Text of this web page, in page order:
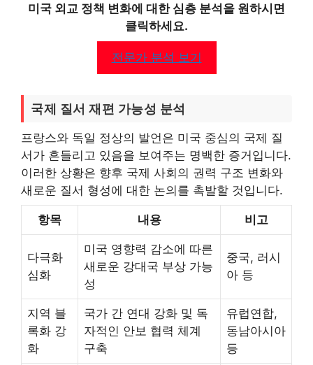
미국 외교 정책 변화에 대한 심층 분석을 원하시면
클릭하세요.
전문가 분석 보기
국제 질서 재편 가능성 분석
프랑스와 독일 정상의 발언은 미국 중심의 국제 질
서가 흔들리고 있음을 보여주는 명백한 증거입니다.
이러한 상황은 향후 국제 사회의 권력 구조 변화와
새로운 질서 형성에 대한 논의를 촉발할 것입니다.
항목 내용 비고
다극화
심화
미국 영향력 감소에 따른
새로운 강대국 부상 가능
성
중국, 러시
아 등
지역 블
록화 강
화
국가 간 연대 강화 및 독
자적인 안보 협력 체계
구축
유럽연합,
동남아시아
등